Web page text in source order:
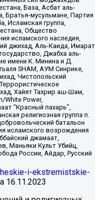
База, Асбат аль-
Братья-мусульмане, Партия
Исламская группа,
Общество
исламского наследия,
джихад, Аль-Каида, Имарат
Джабха аль-
имени К. Минина и Д.
SHAM, АУМ Синрике,
Чистопольский
Хайят Тахрир аш-Шам,
White Power,
“Красный пахарь”,
религиозная группа п.
батальон
исламского возрождения
джамаат,
Маньяки Культ Убийц,
России, Айдар, Русский
i-ekstremistskie-
16.11.2023